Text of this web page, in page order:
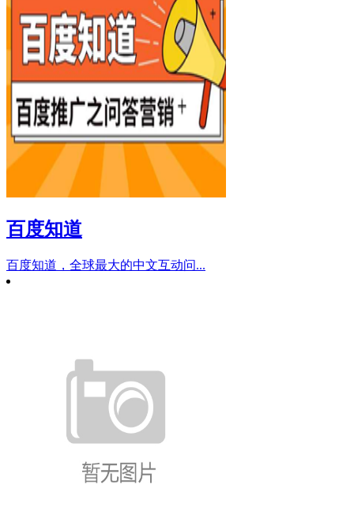
百度知道
百度知道，全球最大的中文互动问...